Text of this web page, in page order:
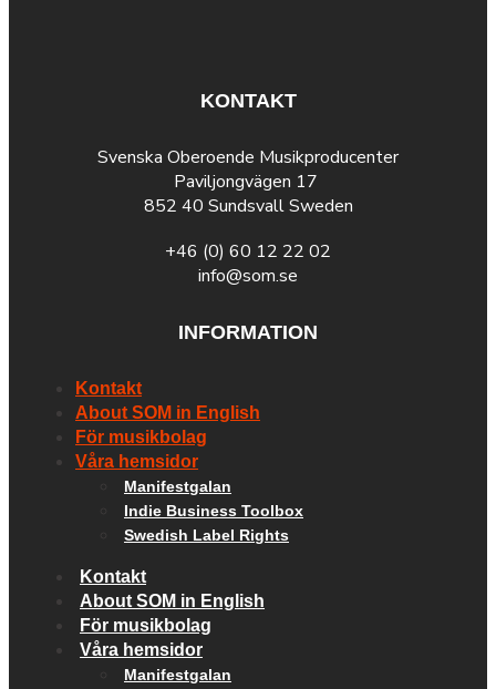
KONTAKT
Svenska Oberoende Musikproducenter
Paviljongvägen 17
852 40 Sundsvall Sweden
+46 (0) 60 12 22 02
info@som.se
INFORMATION
Kontakt
About SOM in English
För musikbolag
Våra hemsidor
Manifestgalan
Indie Business Toolbox
Swedish Label Rights
Kontakt
About SOM in English
För musikbolag
Våra hemsidor
Manifestgalan